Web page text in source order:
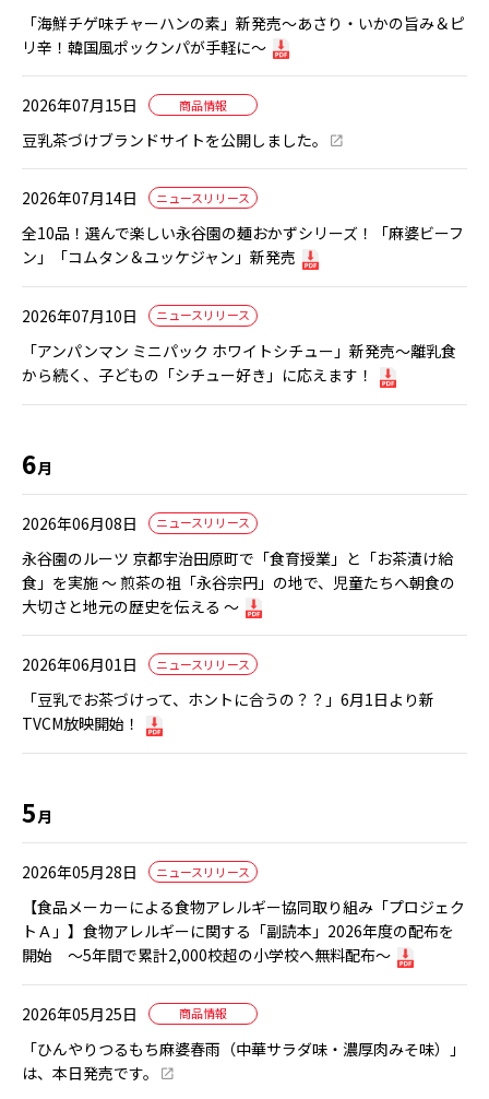
「海鮮チゲ味チャーハンの素」新発売〜あさり・いかの旨み＆ピ
リ辛！韓国風ポックンパが手軽に〜
2026年07月15日 商品情報
豆乳茶づけブランドサイトを公開しました。
2026年07月14日 ニュースリリース
全10品！選んで楽しい永谷園の麺おかずシリーズ！「麻婆ビーフ
ン」「コムタン＆ユッケジャン」新発売
2026年07月10日 ニュースリリース
「アンパンマン ミニパック ホワイトシチュー」新発売～離乳食
から続く、子どもの「シチュー好き」に応えます！
6月
2026年06月08日 ニュースリリース
永谷園のルーツ 京都宇治田原町で「食育授業」と「お茶漬け給
食」を実施 ～ 煎茶の祖「永谷宗円」の地で、児童たちへ朝食の
大切さと地元の歴史を伝える ～
2026年06月01日 ニュースリリース
「豆乳でお茶づけって、ホントに合うの？？」6月1日より新
TVCM放映開始！
5月
2026年05月28日 ニュースリリース
【食品メーカーによる食物アレルギー協同取り組み「プロジェク
トＡ」】食物アレルギーに関する「副読本」2026年度の配布を
開始 ～5年間で累計2,000校超の小学校へ無料配布～
2026年05月25日 商品情報
「ひんやりつるもち麻婆春雨（中華サラダ味・濃厚肉みそ味）」
は、本日発売です。